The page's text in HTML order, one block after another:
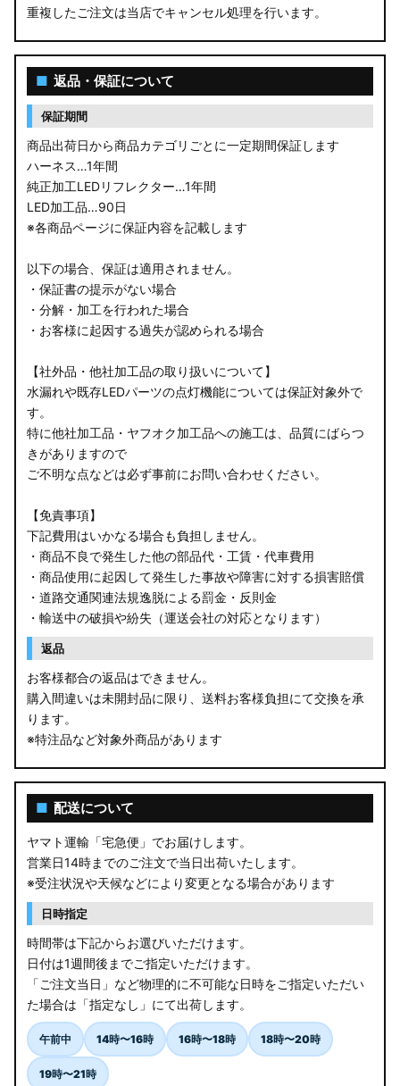
重複したご注文は当店でキャンセル処理を行います。
■ 返品・保証について
保証期間
商品出荷日から商品カテゴリごとに一定期間保証します
ハーネス…1年間
純正加工LEDリフレクター…1年間
LED加工品…90日
※各商品ページに保証内容を記載します
以下の場合、保証は適用されません。
・保証書の提示がない場合
・分解・加工を行われた場合
・お客様に起因する過失が認められる場合
【社外品・他社加工品の取り扱いについて】
水漏れや既存LEDパーツの点灯機能については保証対象外で
す。
特に他社加工品・ヤフオク加工品への施工は、品質にばらつ
きがありますので
ご不明な点などは必ず事前にお問い合わせください。
【免責事項】
下記費用はいかなる場合も負担しません。
・商品不良で発生した他の部品代・工賃・代車費用
・商品使用に起因して発生した事故や障害に対する損害賠償
・道路交通関連法規逸脱による罰金・反則金
・輸送中の破損や紛失（運送会社の対応となります）
返品
お客様都合の返品はできません。
購入間違いは未開封品に限り、送料お客様負担にて交換を承
ります。
※特注品など対象外商品があります
■ 配送について
ヤマト運輸「宅急便」でお届けします。
営業日14時までのご注文で当日出荷いたします。
※受注状況や天候などにより変更となる場合があります
日時指定
時間帯は下記からお選びいただけます。
日付は1週間後までご指定いただけます。
「ご注文当日」など物理的に不可能な日時をご指定いただい
た場合は「指定なし」にて出荷します。
午前中 14時〜16時 16時〜18時 18時〜20時
19時〜21時